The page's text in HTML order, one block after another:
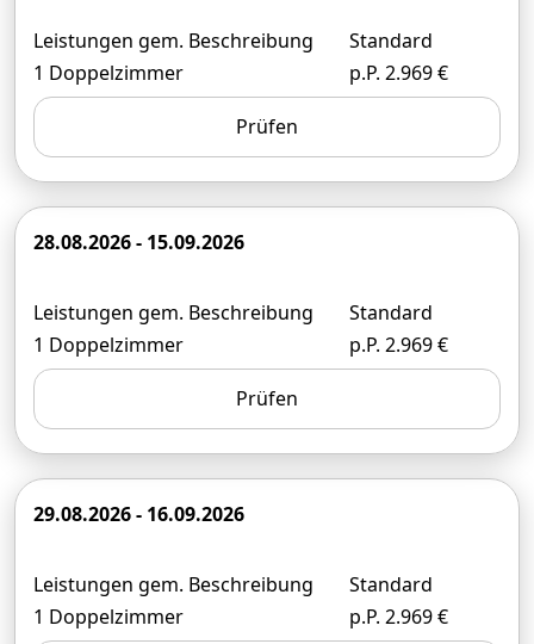
Leistungen gem. Beschreibung
1 Doppelzimmer
Standard
p.P. 2.969 €
Prüfen
28.08.2026 - 15.09.2026
Leistungen gem. Beschreibung
1 Doppelzimmer
Standard
p.P. 2.969 €
Prüfen
29.08.2026 - 16.09.2026
Leistungen gem. Beschreibung
1 Doppelzimmer
Standard
p.P. 2.969 €